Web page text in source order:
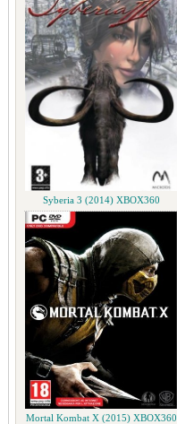
Syberia 3 (2014) XBOX360
Mortal Kombat X (2015) XBOX360